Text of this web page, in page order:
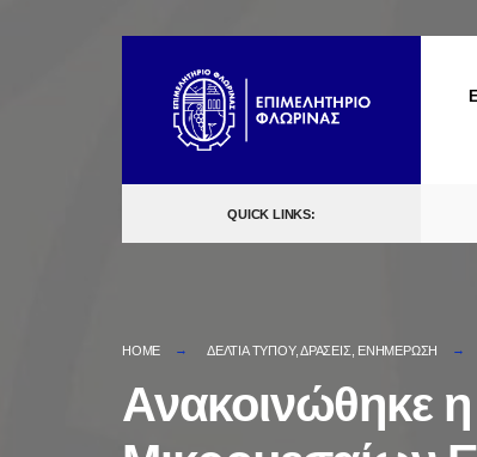
content
QUICK LINKS:
HOME ΔΕΛΤΙΑ ΤΥΠΟΥ,ΔΡΑΣΕΙΣ ΕΝΗΜΕΡΩΣΗ
Ανακοινώθηκε